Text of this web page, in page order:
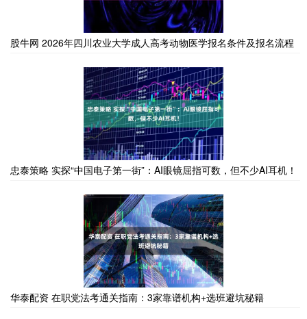
股牛网 2026年四川农业大学成人高考动物医学报名条件及报名流程
忠泰策略 实探“中国电子第一街”：AI眼镜屈指可数，但不少AI耳机！
华泰配资 在职党法考通关指南：3家靠谱机构+选班避坑秘籍